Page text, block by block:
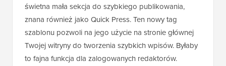
świetna mała sekcja do szybkiego publikowania,
znana również jako Quick Press. Ten nowy tag
szablonu pozwoli na jego użycie na stronie głównej
Twojej witryny do tworzenia szybkich wpisów. Byłaby
to fajna funkcja dla zalogowanych redaktorów.